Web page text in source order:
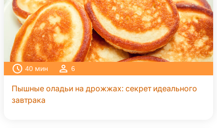
40 мин 6
Пышные оладьи на дрожжах: секрет идеального
завтрака